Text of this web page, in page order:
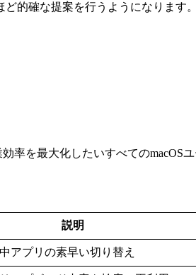
的確な提案を行うようになります
を最大化したいすべてのmacOSユ
説明
アプリの素早い切り替え